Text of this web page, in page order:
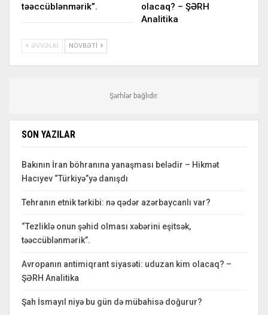
təəccüblənmərik”.
olacaq? – ŞƏRH
Analitika
ƏVVƏLKI NÖVBƏTI
Şərhlər bağlıdır.
SON YAZILAR
Bakının İran böhranına yanaşması belədir – Hikmət
Hacıyev “Türkiyə”yə danışdı
Tehranın etnik tərkibi: nə qədər azərbaycanlı var?
“Tezliklə onun şəhid olması xəbərini eşitsək,
təəccüblənmərik”.
Avropanın antimiqrant siyasəti: uduzan kim olacaq? –
ŞƏRH Analitika
Şah İsmayıl niyə bu gün də mübahisə doğurur?